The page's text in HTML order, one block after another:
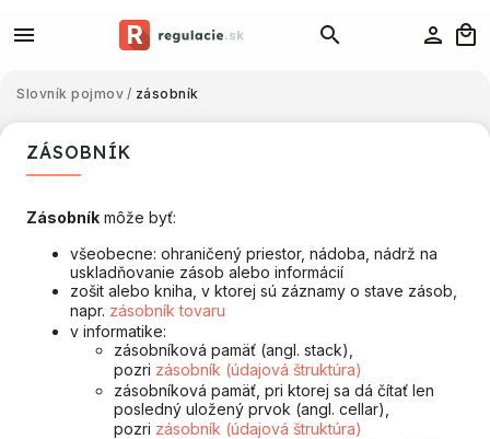
Slovník pojmov / zásobník
ZÁSOBNÍK
Zásobník môže byť:
všeobecne: ohraničený priestor, nádoba, nádrž na
uskladňovanie zásob alebo informácií
zošit alebo kniha, v ktorej sú záznamy o stave zásob,
napr. zásobník tovaru
v informatike:
zásobníková pamäť (angl. stack),
pozri zásobník (údajová štruktúra)
zásobníková pamäť, pri ktorej sa dá čítať len
posledný uložený prvok (angl. cellar),
pozri zásobník (údajová štruktúra)